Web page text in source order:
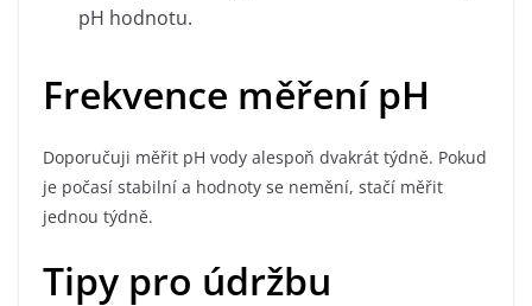
pH hodnotu.
Frekvence měření pH
Doporučuji měřit pH vody alespoň dvakrát týdně. Pokud
je počasí stabilní a hodnoty se nemění, stačí měřit
jednou týdně.
Tipy pro údržbu